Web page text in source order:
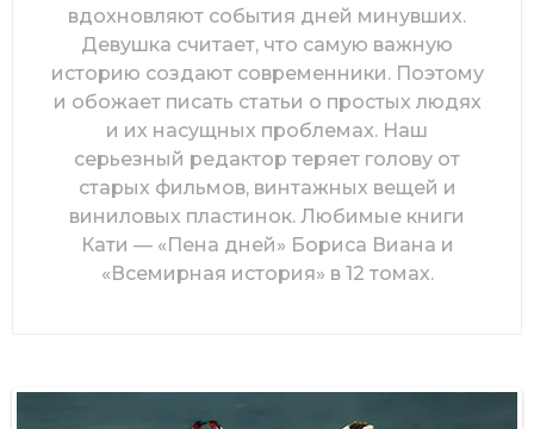
вдохновляют события дней минувших.
Девушка считает, что самую важную
историю создают современники. Поэтому
и обожает писать статьи о простых людях
и их насущных проблемах. Наш
серьезный редактор теряет голову от
старых фильмов, винтажных вещей и
виниловых пластинок. Любимые книги
Кати — «Пена дней» Бориса Виана и
«Всемирная история» в 12 томах.